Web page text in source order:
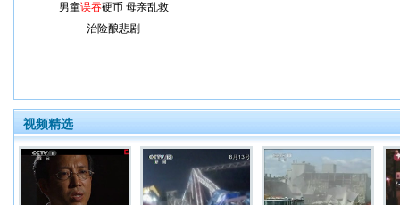
男童误吞硬币 母亲乱救
治险酿悲剧
视频精选